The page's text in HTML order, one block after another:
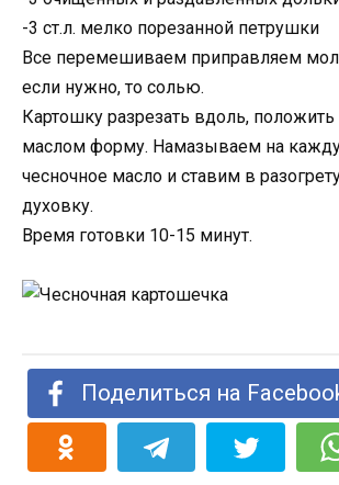
-3 ст.л. мелко порезанной петрушки
Все перемешиваем приправляем
если нужно, то солью.
Картошку разрезать вдоль,
маслом форму. Намазываем на
чесночное масло и ставим в
духовку.
Время готовки 10-15 минут.
Поделиться на